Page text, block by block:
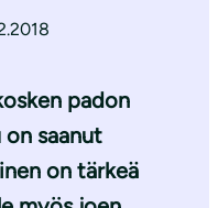
padon
saanut
on tärkeä